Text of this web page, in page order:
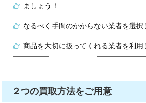
ましょう！
なるべく手間のかからない業者を選択
商品を大切に扱ってくれる業者を利用
２つの買取方法をご用意